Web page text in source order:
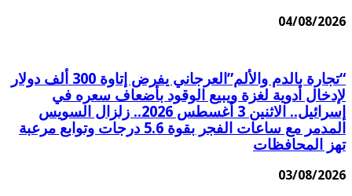
04/08/2026
“تجارة بالدم والألم”العرجاني يفرض إتاوة 300 ألف دولار
لإدخال أدوية لغزة ويبيع الوقود بأضعاف سعره في
إسرائيل.. الاثنين 3 أغسطس 2026.. زلزال السويس
المدمر مع ساعات الفجر بقوة 5.6 درجات وتوابع مرعبة
تهز المحافظات
03/08/2026